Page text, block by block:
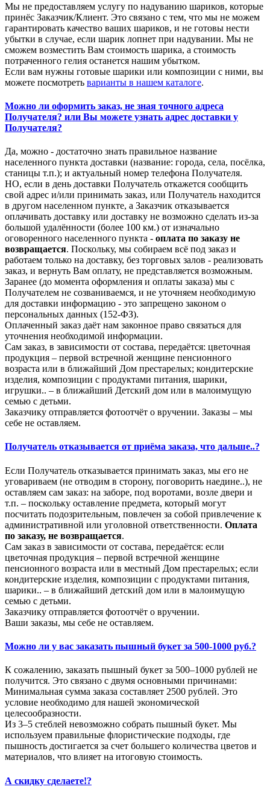
Мы не предоставляем услугу по надуванию шариков, которые
принёс Заказчик/Клиент. Это связано с тем, что мы не можем
гарантировать качество ваших шариков, и не готовы нести
убытки в случае, если шарик лопнет при надувании. Мы не
сможем возместить Вам стоимость шарика, а стоимость
потраченного гелия останется нашим убытком.
Если вам нужны готовые шарики или композиции с ними, вы
можете посмотреть варианты в нашем каталоге.
Можно ли оформить заказ, не зная точного адреса
Получателя? или Вы можете узнать адрес доставки у
Получателя?
Да, можно - достаточно знать правильное название
населенного пункта доставки (название: города, села, посёлка,
станицы т.п.); и актуальный номер телефона Получателя.
НО, если в день доставки Получатель откажется сообщить
свой адрес и/или принимать заказ, или Получатель находится
в другом населенном пункте, а Заказчик отказывается
оплачивать доставку или доставку не возможно сделать из-за
большой удалённости (более 100 км.) от изначально
оговоренного населенного пункта - оплата по заказу не
возвращается. Поскольку, мы собираем всё под заказ и
работаем только на доставку, без торговых залов - реализовать
заказ, и вернуть Вам оплату, не представляется возможным.
Заранее (до момента оформления и оплаты заказа) мы с
Получателем не созваниваемся, и не уточняем необходимую
для доставки информацию - это запрещено законом о
персональных данных (152-ФЗ).
Оплаченный заказ даёт нам законное право связаться для
уточнения необходимой информации.
Сам заказ, в зависимости от состава, передаётся: цветочная
продукция – первой встречной женщине пенсионного
возраста или в ближайший Дом престарелых; кондитерские
изделия, композиции с продуктами питания, шарики,
игрушки.. – в ближайший Детский дом или в малоимущую
семью с детьми.
Заказчику отправляется фотоотчёт о вручении. Заказы – мы
себе не оставляем.
Получатель отказывается от приёма заказа, что дальше..?
Если Получатель отказывается принимать заказ, мы его не
уговариваем (не отводим в сторону, поговорить наедине..), не
оставляем сам заказ: на заборе, под воротами, возле двери и
т.п. – поскольку оставление предмета, который могут
посчитать подозрительным, повлечен за собой привлечение к
административной или уголовной ответственности. Оплата
по заказу, не возвращается.
Сам заказ в зависимости от состава, передаётся: если
цветочная продукция – первой встречной женщине
пенсионного возраста или в местный Дом престарелых; если
кондитерские изделия, композиции с продуктами питания,
шарики.. – в ближайший детский дом или в малоимущую
семью с детьми.
Заказчику отправляется фотоотчёт о вручении.
Ваши заказы, мы себе не оставляем.
Можно ли у вас заказать пышный букет за 500-1000 руб.?
К сожалению, заказать пышный букет за 500–1000 рублей не
получится. Это связано с двумя основными причинами:
Минимальная сумма заказа составляет 2500 рублей. Это
условие необходимо для нашей экономической
целесообразности.
Из 3–5 стеблей невозможно собрать пышный букет. Мы
используем правильные флористические подходы, где
пышность достигается за счет большего количества цветов и
материалов, что влияет на итоговую стоимость.
А скидку сделаете!?